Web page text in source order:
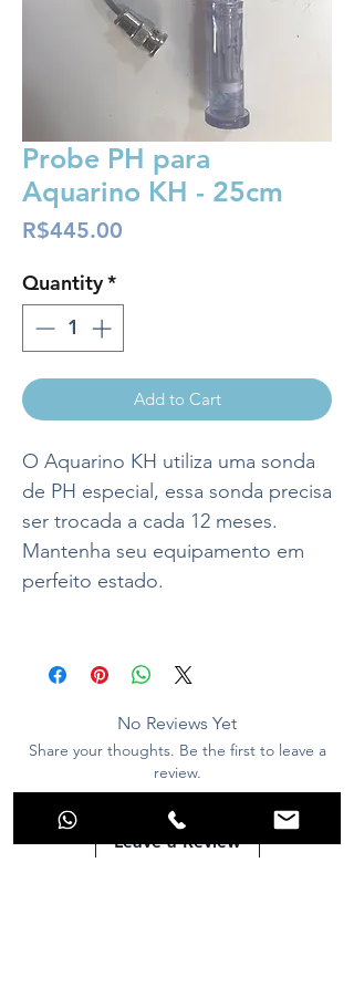
Probe PH para
Aquarino KH - 25cm
R$445.00
Quantity*
Add to Cart
O Aquarino KH utiliza uma sonda
de PH especial, essa sonda precisa
ser trocada a cada 12 meses.
Mantenha seu equipamento em
perfeito estado.
No Reviews Yet
Share your thoughts. Be the first to leave a
review.
Leave a Review